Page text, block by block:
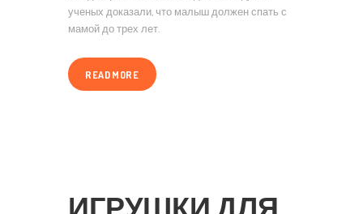
ученых доказали, что малыш должен спать с
мамой до трех лет.
READ MORE